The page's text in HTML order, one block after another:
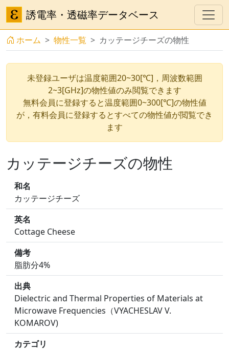
誘電率・透磁率データベース
ホーム 物性一覧 カッテージチーズの物性
未登録ユーザは温度範囲20~30[℃]，周波数範囲
2~3[GHz]の物性値のみ閲覧できます
無料会員に登録すると温度範囲0~300[℃]の物性値
が，有料会員に登録するとすべての物性値が閲覧でき
ます
カッテージチーズの物性
和名
カッテージチーズ
英名
Cottage Cheese
備考
脂肪分4%
出典
Dielectric and Thermal Properties of Materials at
Microwave Frequencies（VYACHESLAV V.
KOMAROV)
カテゴリ